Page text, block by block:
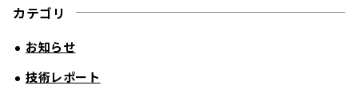
カテゴリ
お知らせ
技術レポート